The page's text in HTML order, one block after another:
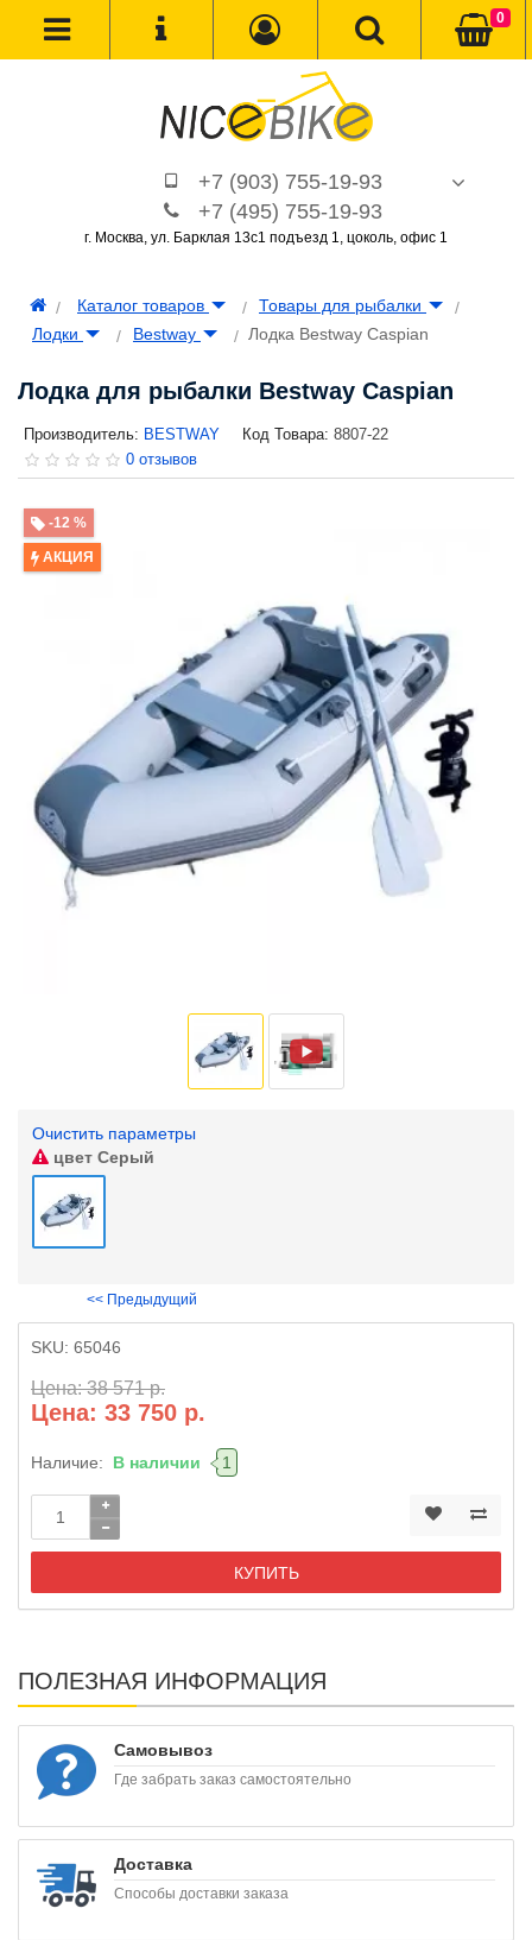
+7 (903) 755-19-93
+7 (495) 755-19-93
г. Москва, ул. Барклая 13с1 подъезд 1, цоколь, офис 1
0
Каталог товаров
Товары для рыбалки
Лодки
Bestway Лодка Bestway Caspian
Лодка для рыбалки Bestway Caspian
Производитель: BESTWAY Код Товара: 8807-22
0 отзывов
-12 %
АКЦИЯ
Очистить параметры
цвет Серый
<< Предыдущий
SKU: 65046
Цена: 38 571 р.
Цена: 33 750 р.
Наличие: В наличии 1
КУПИТЬ
ПОЛЕЗНАЯ ИНФОРМАЦИЯ
Самовывоз
Где забрать заказ самостоятельно
Доставка
Способы доставки заказа